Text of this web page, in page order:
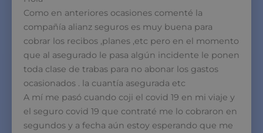
Como en anteriores ocasiones comenté la
compañía alianz seguros es muy buena para
cobrar los recibos ,planes ,etc pero en el momento
que al asegurado le pasa algún incidente le ponen
toda clase de trabas para no abonar los gastos
ocasionados . la cuantía asegurada etc
A mí me pasó cuando coji el covid 19 en mi viaje y
el seguro covid 19 que contraté me lo cobraron en
segundos y a fecha aún estoy esperando que me